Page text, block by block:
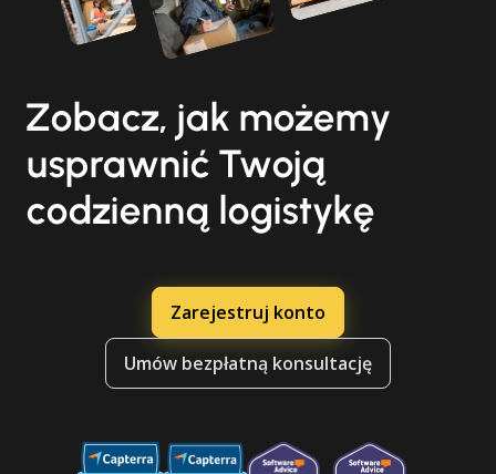
Zobacz, jak możemy
usprawnić Twoją
codzienną logistykę
Zarejestruj konto
Umów bezpłatną konsultację